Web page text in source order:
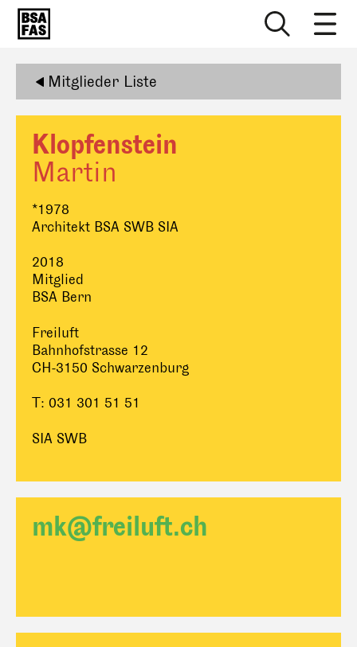
Mitglieder Liste
Klopfenstein
Martin
*1978
Architekt BSA SWB SIA
2018
Mitglied
BSA Bern
Freiluft
Bahnhofstrasse 12
CH-3150 Schwarzenburg
T: 031 301 51 51
SIA SWB
mk@freiluft.ch